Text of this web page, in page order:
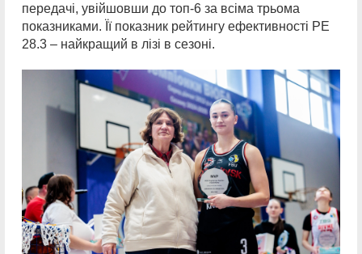
передачі, увійшовши до топ-6 за всіма трьома
показниками. Її показник рейтингу ефективності РЕ
28.3 – найкращий в лізі в сезоні.